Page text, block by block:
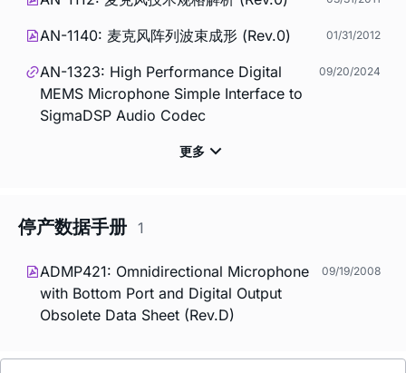
AN-1140: 麦克风阵列波束成形 (Rev.0) 01/31/2012
AN-1323: High Performance Digital
MEMS Microphone Simple Interface to
SigmaDSP Audio Codec
09/20/2024
停产数据手册 1
ADMP421: Omnidirectional Microphone
with Bottom Port and Digital Output
Obsolete Data Sheet (Rev.D)
09/19/2008